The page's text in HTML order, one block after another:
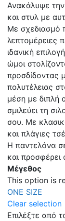
Οι
να
Ανακάλυψε
και στυλ με
Με σχεδιασμό
λεπτομέρειες
ιδανική
ώμοι
προσδίδοντας
πολυτέλειας
μέση με διπλή
σμιλεύει τη
σου. Με
και πλάγιες
Η παντελόνα
και προσφέρει
Μέγεθος
This option is
ONE SIZE
Clear selection
Επιλέξτε από